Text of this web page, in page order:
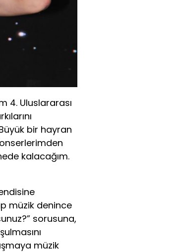
4. Uluslararası
bir hayran
kalacağım.
müzik denince
sorusuna,
müzik